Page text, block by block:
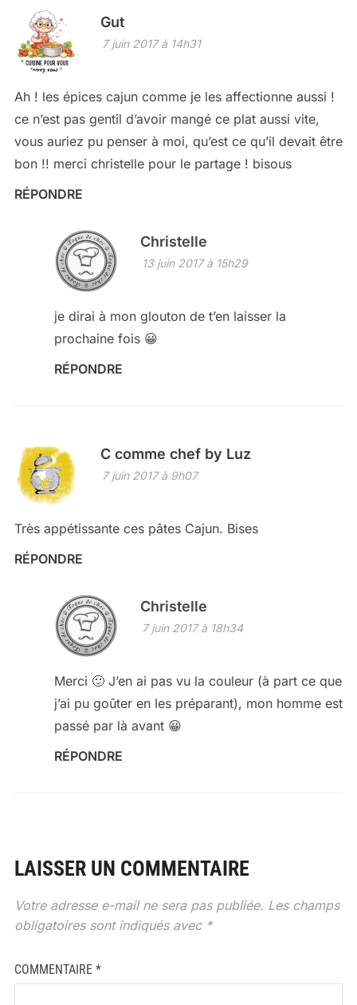
Gut
7 juin 2017 à 14h31
Ah ! les épices cajun comme je les affectionne aussi !
ce n’est pas gentil d’avoir mangé ce plat aussi vite,
vous auriez pu penser à moi, qu’est ce qu’il devait être
bon !! merci christelle pour le partage ! bisous
RÉPONDRE
Christelle
13 juin 2017 à 15h29
je dirai à mon glouton de t’en laisser la
prochaine fois 😀
RÉPONDRE
C comme chef by Luz
7 juin 2017 à 9h07
Très appétissante ces pâtes Cajun. Bises
RÉPONDRE
Christelle
7 juin 2017 à 18h34
Merci 🙂 J’en ai pas vu la couleur (à part ce que
j’ai pu goûter en les préparant), mon homme est
passé par là avant 😀
RÉPONDRE
LAISSER UN COMMENTAIRE
Votre adresse e-mail ne sera pas publiée. Les champs
obligatoires sont indiqués avec *
COMMENTAIRE *